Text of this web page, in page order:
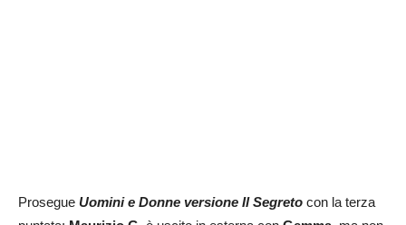
Prosegue Uomini e Donne versione Il Segreto con la terza